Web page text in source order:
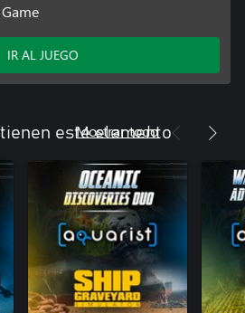
IR AL JUEGO
este elemento
Mostrar todo